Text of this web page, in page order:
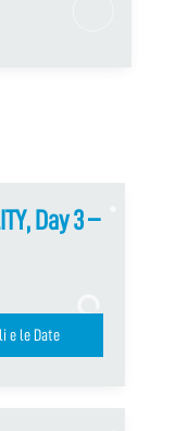
Day 3 –
e le Date